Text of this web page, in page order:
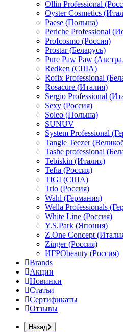
Ollin Professional
Oyster Cosmetics
Paese (Польша)
Periche Professional
Profcosmo (Россия)
Prostar (Беларусь)
Pure Paw Paw
Redken (США)
Rofix Professional
Rosacure (Италия)
Sergio Professional
Sexy (Россия)
Soleo (Польша)
SUNUV
System Professional
Tangle Teezer
Tashe professional
Tebiskin (Италия)
Tefia (Россия)
TIGI (США)
Trio (Россия)
Wahl (Германия)
Wella Professionals
White Line (Россия)
Y.S.Park (Япония)
Z.One Concept
Zinger (Россия)
ИГРОbeauty (Россия)
Brands
Акции
Новинки
Статьи
Сертификаты
Отзывы
Назад